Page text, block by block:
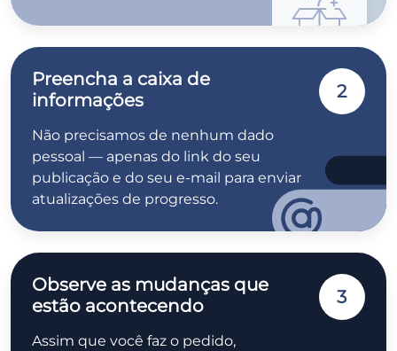
Preencha a caixa de
informações
Não precisamos de nenhum dado
pessoal — apenas do link do seu
publicação e do seu e-mail para enviar
atualizações de progresso.
2
Observe as mudanças que
estão acontecendo
Assim que você faz o pedido,
3